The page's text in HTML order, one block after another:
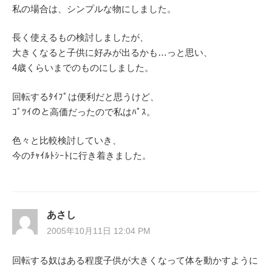
私の場合は、シンプルな物にしました。
長く使えるもの検討しましたが、
大きくなると子供に好みが出るかも…っと思い、
4歳くらいまでのものにしました。
回転するﾀｲﾌﾟは便利だと思うけど、
ｺﾞﾂｲのと高価だったので私はﾊﾟｽ。
色々と比較検討していき、
今のﾁｬｲﾙﾄｼｰﾄに行き着きました。
あさし
2005年10月11日 12:04 PM
回転する奴はある程度子供が大きくなって体を動かすように